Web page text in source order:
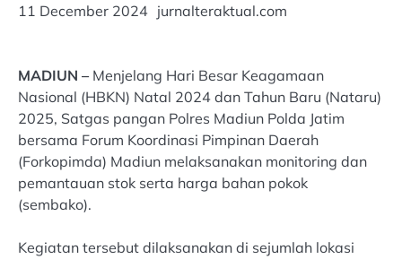
11 December 2024 jurnalteraktual.com
MADIUN –Menjelang Hari Besar Keagamaan
Nasional (HBKN) Natal 2024 dan Tahun Baru (Nataru)
2025, Satgas pangan Polres Madiun Polda Jatim
bersama Forum Koordinasi Pimpinan Daerah
(Forkopimda) Madiun melaksanakan monitoring dan
pemantauan stok serta harga bahan pokok
(sembako).
Kegiatan tersebut dilaksanakan di sejumlah lokasi